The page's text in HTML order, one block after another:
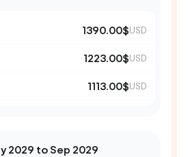
1390.00$USD
1223.00$USD
1113.00$USD
2029 to Sep 2029